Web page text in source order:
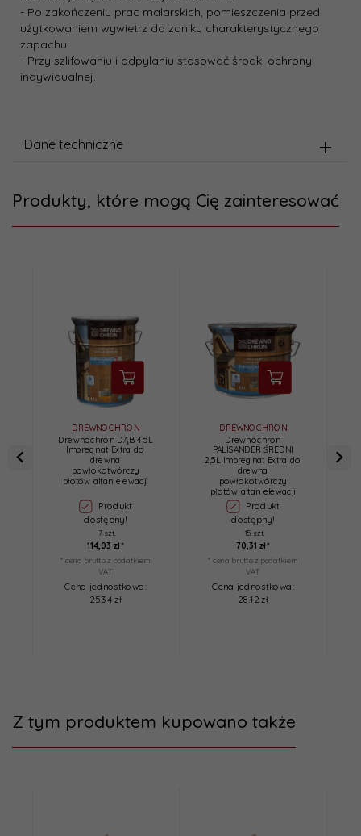
- Po zakończeniu prac malarskich, pomieszczenia przed
użytkowaniem wywietrz do zaniku charakterystycznego
zapachu.
- Przy szlifowaniu i odpylaniu stosować środki ochrony
indywidualnej.
Dane techniczne
Produkty, które mogą Cię zainteresować
DREWNOCHRON
Drewnochron DĄB 4,5L
Impregnat Extra do
drewna
powłokotwórczy
płotów altan elewacji
Produkt
dostępny!
7 szt.
114, 03 zł*
* cena brutto z podatkiem
VAT
Cena jednostkowa:
25.34 zł
DREWNOCHRON
Drewnochron
PALISANDER ŚREDNI
2,5L Impregnat Extra do
drewna
powłokotwórczy
płotów altan elewacji
Produkt
dostępny!
15 szt.
70, 31 zł*
* cena brutto z podatkiem
VAT
Cena jednostkowa:
28.12 zł
Z tym produktem kupowano także